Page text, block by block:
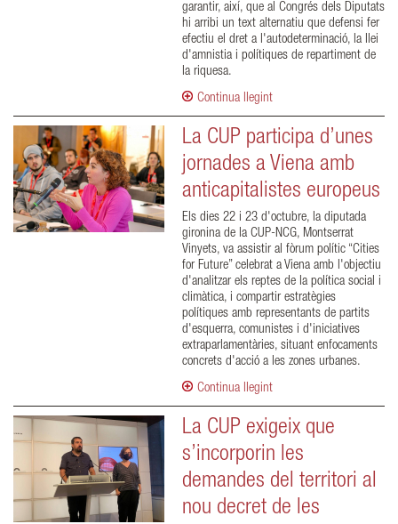
garantir, així, que al Congrés dels Diputats
hi arribi un text alternatiu que defensi fer
efectiu el dret a l'autodeterminació, la llei
d'amnistia i polítiques de repartiment de
la riquesa.
Continua llegint
La CUP participa d’unes
jornades a Viena amb
anticapitalistes europeus
Els dies 22 i 23 d'octubre, la diputada
gironina de la CUP-NCG, Montserrat
Vinyets, va assistir al fòrum polític “Cities
for Future” celebrat a Viena amb l'objectiu
d'analitzar els reptes de la política social i
climàtica, i compartir estratègies
polítiques amb representants de partits
d'esquerra, comunistes i d'iniciatives
extraparlamentàries, situant enfocaments
concrets d'acció a les zones urbanes.
Continua llegint
La CUP exigeix que
s’incorporin les
demandes del territori al
nou decret de les